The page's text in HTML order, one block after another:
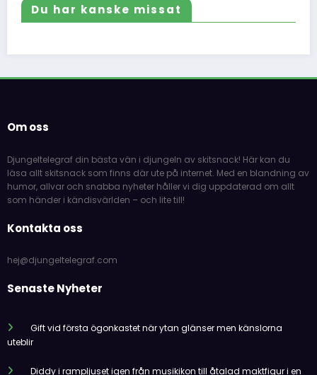
Du har kanske missat
Om oss
Djungeltelegraf din bästa vän i djungeln av skitsnack! Här kan du
läsa allt skitsnack som finns där ute på internet. Med en blandning av
humor, allvar och snabba nyheter håller vi dig uppdaterad om allt
som händer i kändisvärlden – och lite till!
Kontakta oss
hej@djungeltelegraf.com
Senaste Nyheter
Gift vid första ögonkastet när ytan glänser men känslorna
uteblir
Diddy i rampljuset igen från musikikon till åtalad maktfigur i en